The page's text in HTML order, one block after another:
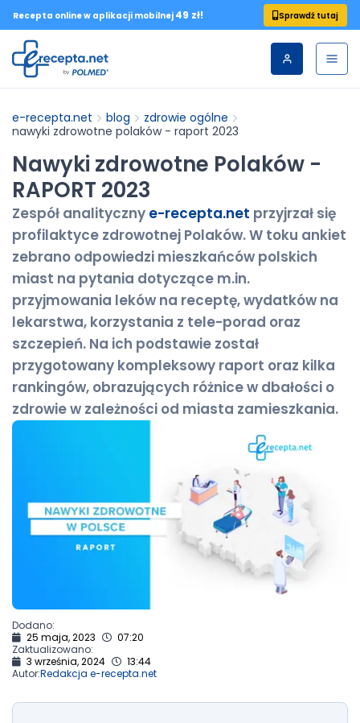
Recepta online w aplikacji mobilnej 49 zł! Sprawdź tutaj
e-recepta.net blog
zdrowie ogólne
nawyki zdrowotne polaków - raport 2023
Nawyki zdrowotne Polaków -
RAPORT 2023
Zespół analityczny e-recepta.net przyjrzał się
profilaktyce zdrowotnej Polaków. W toku ankiet
zebrano odpowiedzi mieszkańców polskich
miast na pytania dotyczące m.in.
przyjmowania leków na receptę, wydatków na
lekarstwa, korzystania z tele-porad oraz
szczepień. Na ich podstawie został
przygotowany kompleksowy raport oraz kilka
rankingów, obrazujących różnice w dbałości o
zdrowie w zależności od miasta zamieszkania.
Dodano:
25 maja, 2023
07:20
Zaktualizowano:
3 września, 2024
13:44
Autor:Redakcja e-recepta.net